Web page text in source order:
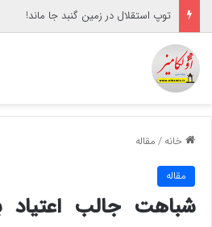
توپ استقلال در زمین گنبد جا ماند!
خانه/مقاله
مقاله
شباهت جالب اعتیاد